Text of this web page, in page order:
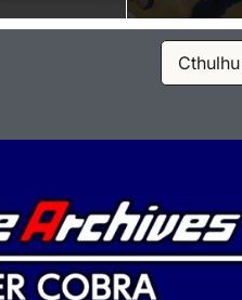
Cthulhu